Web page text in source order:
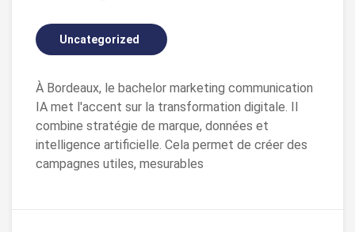
Uncategorized
À Bordeaux, le bachelor marketing communication
IA met l'accent sur la transformation digitale. Il
combine stratégie de marque, données et
intelligence artificielle. Cela permet de créer des
campagnes utiles, mesurables